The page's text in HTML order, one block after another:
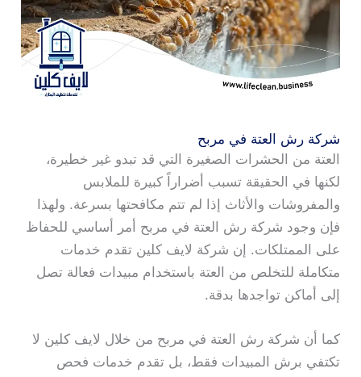
شركة رش العتة في مربح
العتة من الحشرات الصغيرة التي قد تبدو غير خطيرة،
لكنها في الحقيقة تسبب أضراراً كبيرة للملابس
والمفروشات والأثاث إذا لم تتم مكافحتها بسرعة. ولهذا
فإن وجود شركة رش العتة في مربح أمر أساسي للحفاظ
على الممتلكات. إن شركة لايف كلين تقدم خدمات
متكاملة للتخلص من العتة باستخدام مبيدات فعالة تصل
إلى أماكن تواجدها بدقة.
كما أن شركة رش العتة في مربح من خلال لايف كلين لا
تكتفي برش المبيدات فقط، بل تقدم خدمات فحص